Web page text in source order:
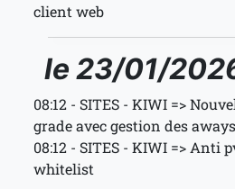
client web
le 23/01/
08:12 - SITES - KIWI =>
grade avec gestion des aways
08:12 - SITES - KIWI => Anti
whitelist